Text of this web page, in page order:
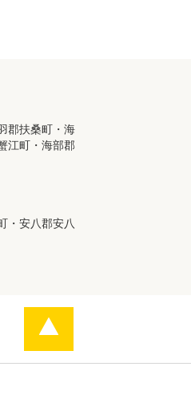
郡扶桑町・海
江町・海部郡
・安八郡安八